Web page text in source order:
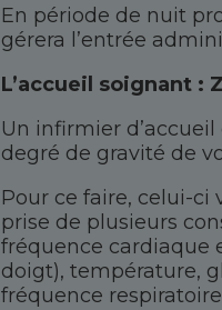
En période de nuit
gérera l’entrée
L’accueil soignant :
Un infirmier
degré de gravité de
Pour ce faire, celui-ci
prise de plusieurs
fréquence cardiaque
doigt), température,
fréquence